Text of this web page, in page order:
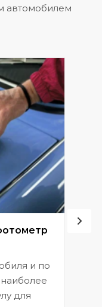
автомобилем
и по
для